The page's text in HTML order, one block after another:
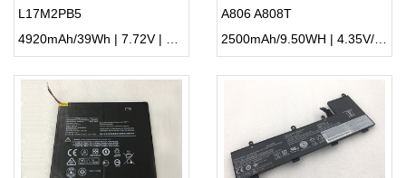
L17M2PB5
4920mAh/39Wh | 7.72V | Li-ion ...
A806 A808T
2500mAh/9.50WH | 4.35V/3.8V | Li-ion ...